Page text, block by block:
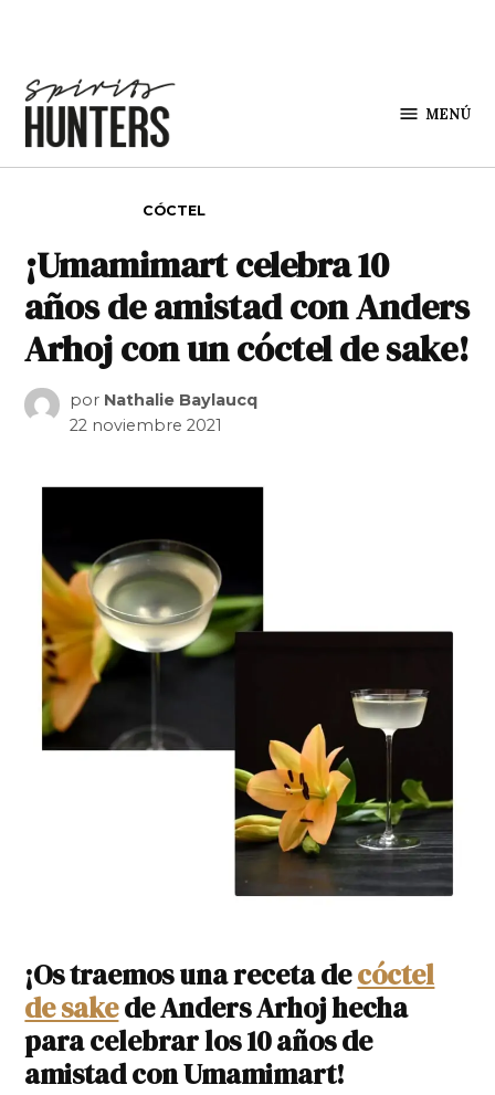
MENÚ
CÓCTEL
¡Umamimart celebra 10
años de amistad con Anders
Arhoj con un cóctel de sake!
por Nathalie Baylaucq
22 noviembre 2021
¡Os traemos una receta decóctel
de sakede Anders Arhoj hecha
para celebrar los 10 años de
amistad con Umamimart!